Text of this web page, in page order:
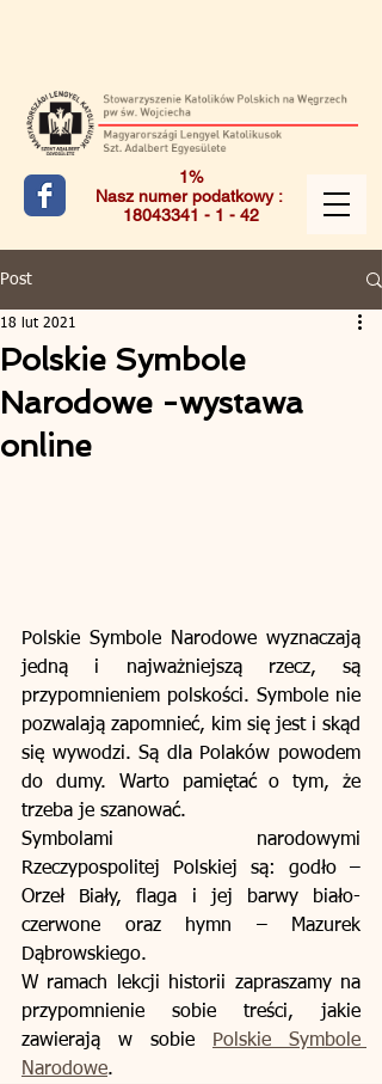
1%
Nasz numer podatkowy :
18043341 - 1 - 42
Post
Polskie Symbole
Narodowe -wystawa
online
18 lut 2021
Polskie Symbole Narodowe wyznaczają
jedną i najważniejszą rzecz, są
przypomnieniem polskości. Symbole nie
pozwalają zapomnieć, kim się jest i skąd
się wywodzi. Są dla Polaków powodem
do dumy. Warto pamiętać o tym, że
trzeba je szanować.
Symbolami narodowymi
Rzeczypospolitej Polskiej są: godło –
Orzeł Biały, flaga i jej barwy biało-
czerwone oraz hymn – Mazurek
Dąbrowskiego.
W ramach lekcji historii zapraszamy na
przypomnienie sobie treści, jakie
zawierają w sobie Polskie Symbole
Narodowe.